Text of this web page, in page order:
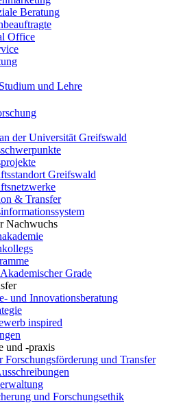
Beratung
Office
und Lehre
der Universität Greifswald
Greifswald
& Transfer
Nachwuchs
Grade
und Innovationsberatung
inspired
und -praxis
Forschungsförderung und Transfer
und Forschungsethik